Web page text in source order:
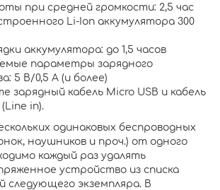
при средней громкости: 2,5 час
Li-Ion аккумулятора 300
аккумулятора: до 1,5 часов
параметры зарядного
5 В/0,5 А (и более)
зарядный кабель Micro USB и кабель
in).
одинаковых беспроводных
наушников и проч.) от одного
каждый раз удалять
устройство из списка
следующего экземпляра. В